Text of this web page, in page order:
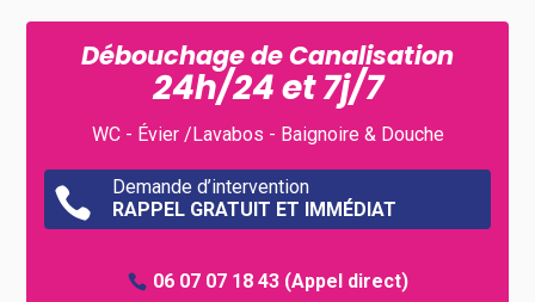
Débouchage de Canalisation
24h/24 et 7j/7
WC - Évier /Lavabos - Baignoire & Douche

Demande d’intervention
RAPPEL GRATUIT ET IMMÉDIAT
06 07 07 18 43(Appel direct)